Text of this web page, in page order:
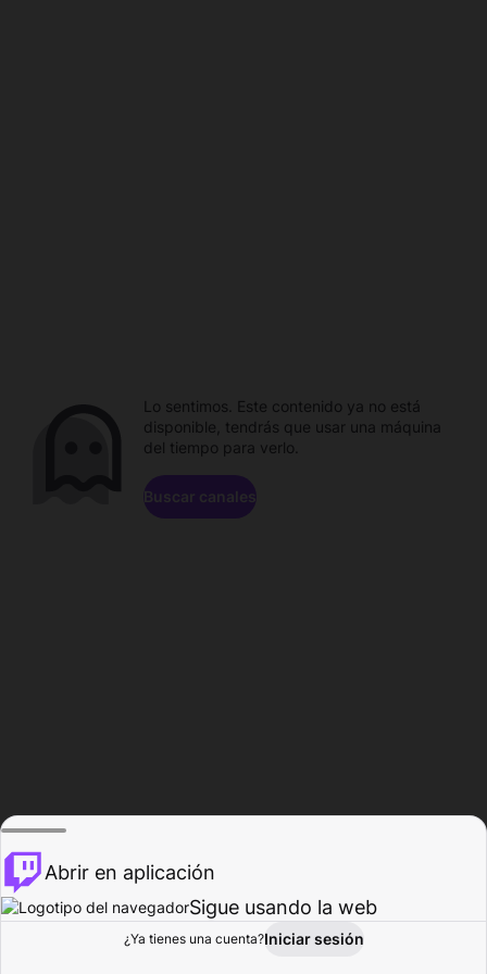
Explorar Actividad
Lo sentimos. Este contenido ya no está
disponible, tendrás que usar una máquina
del tiempo para verlo.
Buscar canales
Abrir en aplicación
Sigue usando la web
¿Ya tienes una cuenta?Iniciar sesión